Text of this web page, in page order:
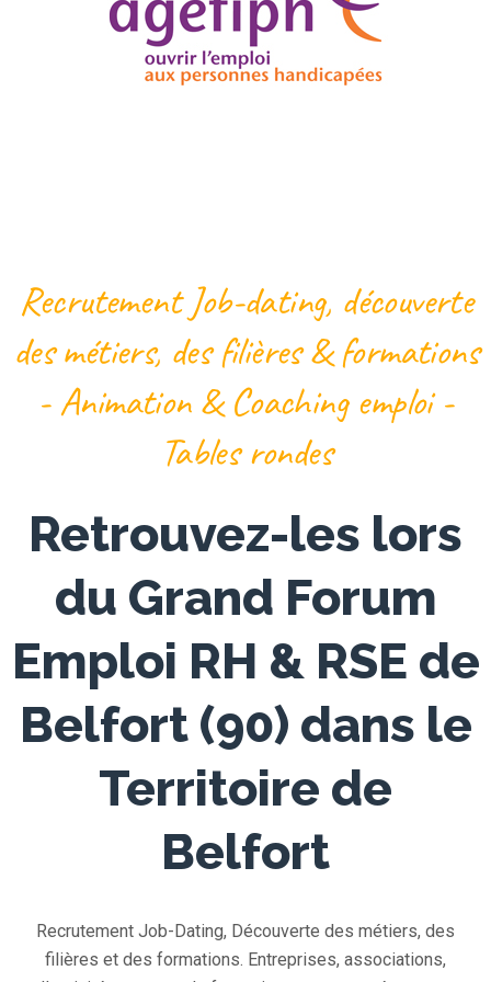
Recrutement Job-dating, découverte
des métiers, des filières & formations
- Animation & Coaching emploi -
Tables rondes
Retrouvez-les lors
du Grand Forum
Emploi RH & RSE de
Belfort (90) dans le
Territoire de
Belfort
Recrutement Job-Dating, Découverte des métiers, des
filières et des formations. Entreprises, associations,